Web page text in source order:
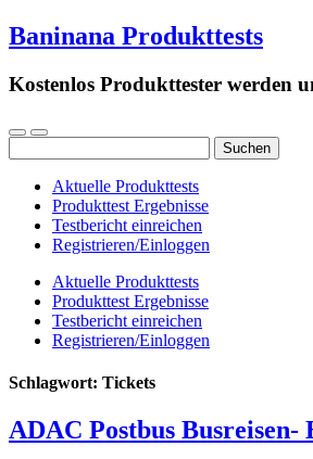
Baninana Produkttests
Kostenlos Produkttester werden
nach:
Aktuelle Produkttests
Produkttest Ergebnisse
Testbericht einreichen
Registrieren/Einloggen
Aktuelle Produkttests
Produkttest Ergebnisse
Testbericht einreichen
Registrieren/Einloggen
Schlagwort: Tickets
ADAC Postbus